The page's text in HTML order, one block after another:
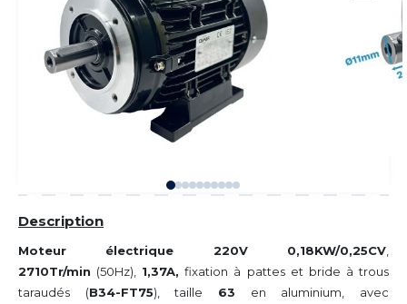
Description
Moteur électrique 220V 0,18KW/0,25CV
2710Tr/min (50Hz), 1,37A, fixation à pattes et bride à trous
taraudés (B34-FT75), taille 63 en aluminium, avec